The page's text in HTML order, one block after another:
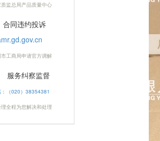
质监总局产品质量中心
合同违约投诉
市工商局申请官方调解
务纠察监督
：（020）38354381
理全程为您解决和处理